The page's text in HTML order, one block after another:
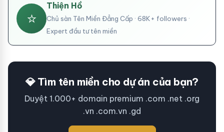
⭐
Thiện Hồ
Chủ sàn Tên Miền Đẳng Cấp · 68K+ followers ·
Expert đầu tư tên miền
💎 Tìm tên miền cho dự án của bạn?
Duyệt 1.000+ domain premium .com .net .org
.vn .com.vn .gd